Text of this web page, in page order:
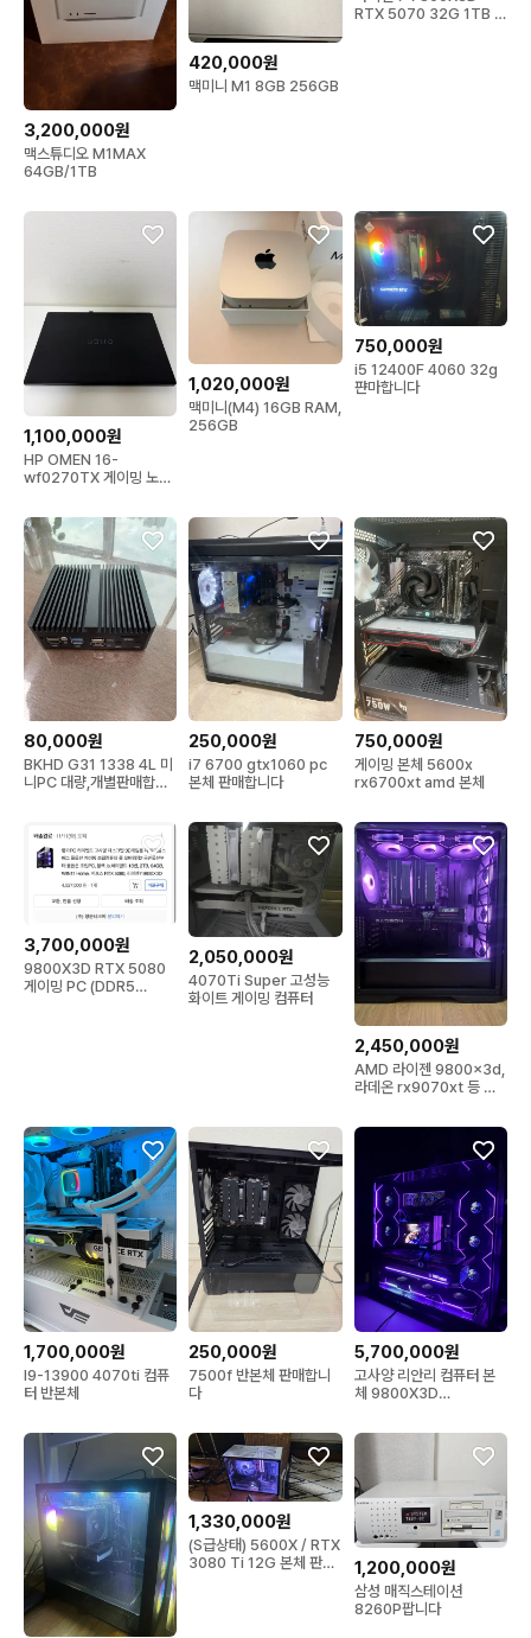
3,200,000원
맥스튜디오 M1MAX
64GB/1TB
420,000원
맥미니 M1 8GB 256GB
RTX 5070 32G 1TB 게
1,100,000원
HP OMEN 16-
wf0270TX 게이밍 노트
1,020,000원
맥미니(M4) 16GB RAM,
256GB
750,000원
i5 12400F 4060 32g
퍈마합니다
80,000원
BKHD G31 1338 4L 미
니PC 대량,개별판매합니
250,000원
i7 6700 gtx1060 pc
본체 판매합니다
750,000원
게이밍 본체 5600x
rx6700xt amd 본체
3,700,000원
9800X3D RTX 5080
게이밍 PC (DDR5
2,050,000원
4070Ti Super 고성능
화이트 게이밍 컴퓨터
2,450,000원
AMD 라이젠 9800x3d,
라데온 rx9070xt 등 컴
1,700,000원
I9-13900 4070ti 컴퓨
터 반본체
250,000원
7500f 반본체 판매합니
다
5,700,000원
고사양 리안리 컴퓨터 본
체 9800X3D
1,330,000원
(S급상태) 5600X / RTX
3080 Ti 12G 본체 판매
1,200,000원
삼성 매직스테이션
8260P팝니다